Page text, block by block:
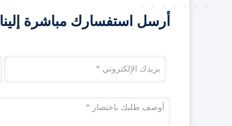
أرسل استفسارك مباشرة إلينا